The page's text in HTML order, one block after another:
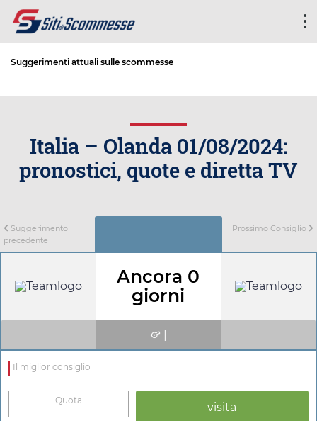
Suggerimenti attuali sulle scommesse
Italia – Olanda 01/08/2024:
pronostici, quote e diretta TV
Suggerimento
precedente
Prossimo Consiglio
Ancora 0
giorni
Il miglior consiglio
Quota
visita